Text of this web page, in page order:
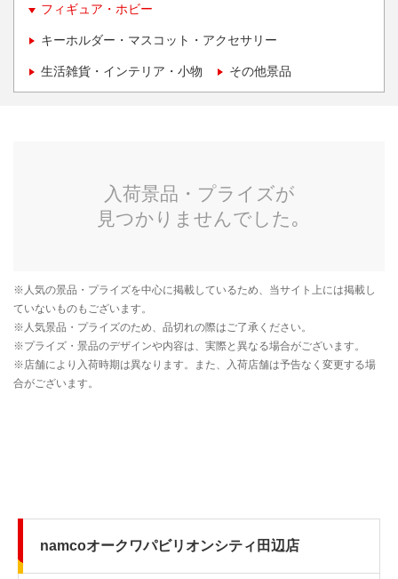
フィギュア・ホビー
キーホルダー・マスコット・アクセサリー
生活雑貨・インテリア・小物 その他景品
namcoオークワパビリオンシティ田辺店